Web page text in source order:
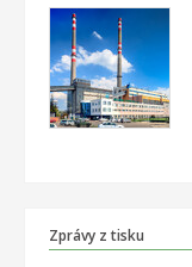
Zprávy z tisku